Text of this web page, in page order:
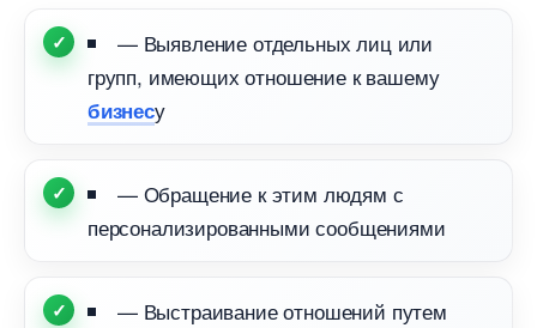
— Выявление отдельных лиц или
рупп, имеющих отношение к вашему
изнесу
— Обращение к этим людям с
персонализированными сообщениями
— Выстраивание отношений путем